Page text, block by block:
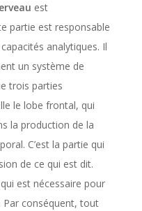
est
partie est responsable
analytiques. Il
un système de
trois parties
le lobe frontal, qui
la production de la
C’est la partie qui
de ce qui est dit.
est nécessaire pour
Par conséquent, tout